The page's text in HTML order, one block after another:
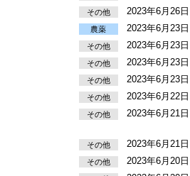
その他 2023年6月26日
農薬 2023年6月23日
その他 2023年6月23日
その他 2023年6月23日
その他 2023年6月23日
その他 2023年6月22日
その他 2023年6月21日
その他 2023年6月21日
その他 2023年6月20日